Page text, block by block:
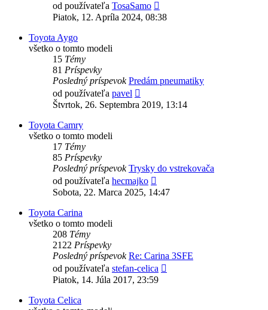
od používateľa TosaSamo
posledný
Piatok, 12. Apríla 2024, 08:38
Toyota Aygo
všetko o tomto modeli
15 Témy
81 Príspevky
Posledný príspevok Predám pneumatiky
od používateľa pavel
posledný
Štvrtok, 26. Septembra 2019, 13:14
Toyota Camry
všetko o tomto modeli
17 Témy
85 Príspevky
Posledný príspevok Trysky do vstrekovača
od používateľa hecmajko
posledný
Sobota, 22. Marca 2025, 14:47
Toyota Carina
všetko o tomto modeli
208 Témy
2122 Príspevky
Posledný príspevok Re: Carina 3SFE
od používateľa stefan-celica
Piatok, 14. Júla 2017, 23:59
Toyota Celica